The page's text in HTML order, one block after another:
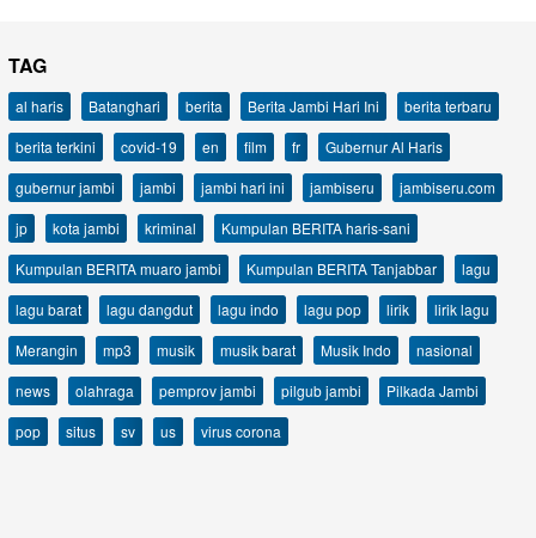
TAG
al haris Batanghari berita Berita Jambi Hari Ini
berita terbaru
berita terkini
covid-19 en film fr
Gubernur Al Haris
gubernur jambi
jambi jambi hari ini jambiseru
jambiseru.com
jp
kota jambi kriminal
Kumpulan BERITA haris-sani
Kumpulan BERITA muaro jambi
Kumpulan BERITA Tanjabbar
lagu
lagu barat
lagu dangdut lagu indo lagu pop lirik
lirik lagu
Merangin
mp3 musik musik barat Musik Indo
nasional
news
olahraga pemprov jambi pilgub jambi
Pilkada Jambi
pop
situs sv us virus corona